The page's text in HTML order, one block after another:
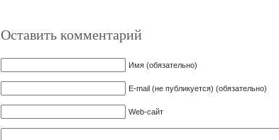
Оставить комментарий
Имя (обязательно)
E-mail (не публикуется) (обязательно)
Web-сайт